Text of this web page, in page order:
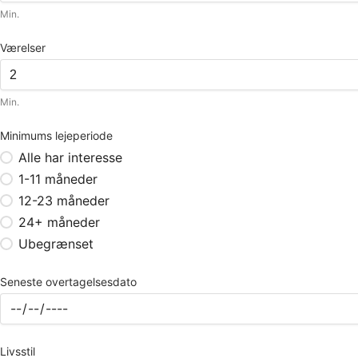
Min.
Værelser
Min.
Minimums lejeperiode
Alle har interesse
1-11 måneder
12-23 måneder
24+ måneder
Ubegrænset
Seneste overtagelsesdato
Livsstil